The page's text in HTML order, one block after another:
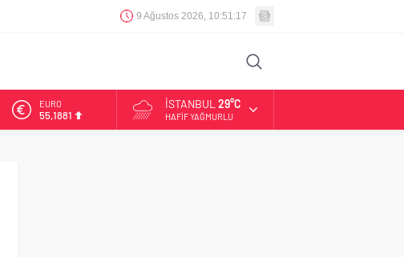
9 Ağustos 2026, 10:51:18
EURO
55,1881
İSTANBUL 29°C
HAFIF YAĞMURLU